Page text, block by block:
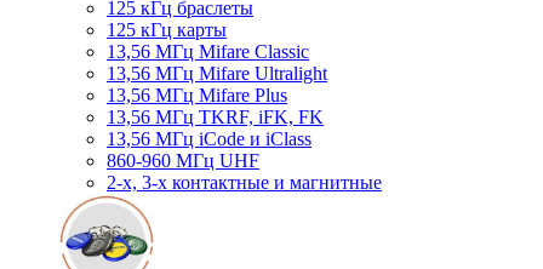
125 кГц браслеты
125 кГц карты
13,56 МГц Mifare Classic
13,56 МГц Mifare Ultralight
13,56 МГц Mifare Plus
13,56 МГц TKRF, iFK, FK
13,56 МГц iCode и iClass
860-960 МГц UHF
2-х, 3-х контактные и магнитные